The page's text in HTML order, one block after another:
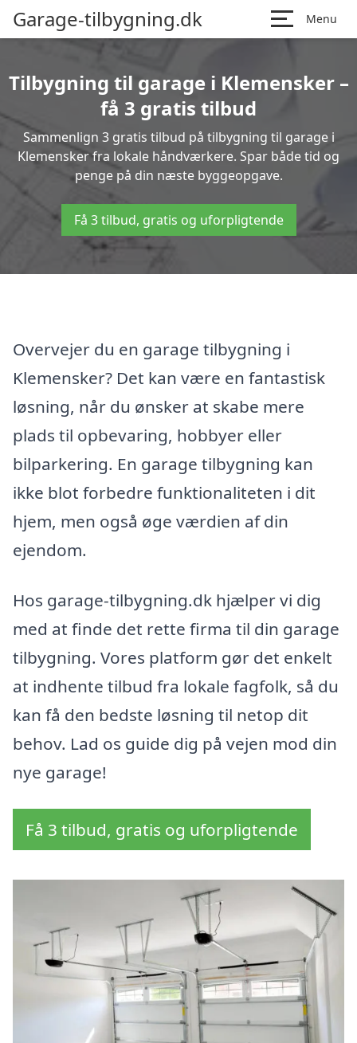
Garage-tilbygning.dk Menu
Tilbygning til garage i Klemensker –
få 3 gratis tilbud
Sammenlign 3 gratis tilbud på tilbygning til garage i
Klemensker fra lokale håndværkere. Spar både tid og
penge på din næste byggeopgave.
Få 3 tilbud, gratis og uforpligtende
Overvejer du en garage tilbygning i
Klemensker? Det kan være en fantastisk
løsning, når du ønsker at skabe mere
plads til opbevaring, hobbyer eller
bilparkering. En garage tilbygning kan
ikke blot forbedre funktionaliteten i dit
hjem, men også øge værdien af din
ejendom.
Hos garage-tilbygning.dk hjælper vi dig
med at finde det rette firma til din garage
tilbygning. Vores platform gør det enkelt
at indhente tilbud fra lokale fagfolk, så du
kan få den bedste løsning til netop dit
behov. Lad os guide dig på vejen mod din
nye garage!
Få 3 tilbud, gratis og uforpligtende